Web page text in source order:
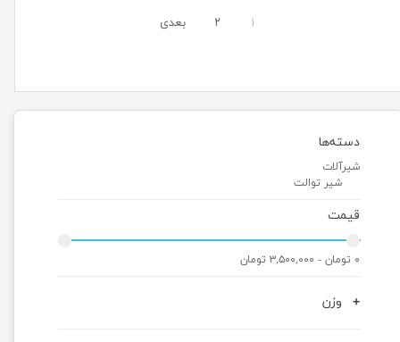
دسته‌ها
شیرآلات
شیر توالت
قیمت
۰ تومان - ۳,۵۰۰,۰۰۰ تومان
وزن
۱ ۲ بعدی